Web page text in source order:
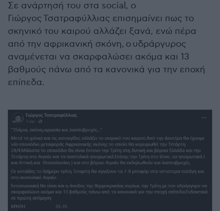
Σε ανάρτησή του στα social, ο
Γιώργος Τσατραφύλλιας επισημαίνει πως το
σκηνικό του καιρού αλλάζει ξανά, ενώ πέρα
από την αφρικανική σκόνη, ο υδράργυρος
αναμένεται να σκαρφαλώσει ακόμα και 13
βαθμούς πάνω από τα κανονικά για την εποχή
επίπεδα.